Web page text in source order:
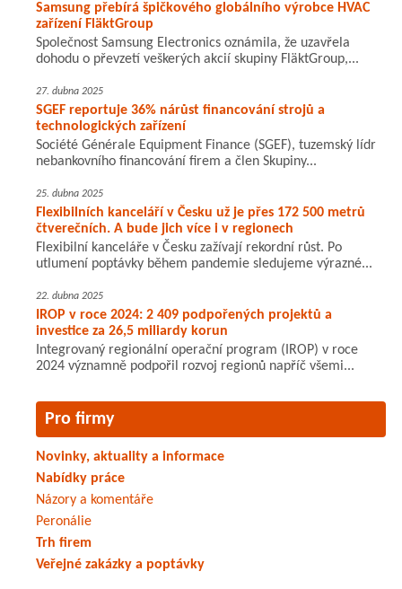
Samsung přebírá špičkového globálního výrobce HVAC
zařízení FläktGroup
Společnost Samsung Electronics oznámila, že uzavřela
dohodu o převzetí veškerých akcií skupiny FläktGroup,...
27. dubna 2025
SGEF reportuje 36% nárůst financování strojů a
technologických zařízení
Société Générale Equipment Finance (SGEF), tuzemský lídr
nebankovního financování firem a člen Skupiny...
25. dubna 2025
Flexibilních kanceláří v Česku už je přes 172 500 metrů
čtverečních. A bude jich více i v regionech
Flexibilní kanceláře v Česku zažívají rekordní růst. Po
utlumení poptávky během pandemie sledujeme výrazné...
22. dubna 2025
IROP v roce 2024: 2 409 podpořených projektů a
investice za 26,5 miliardy korun
Integrovaný regionální operační program (IROP) v roce
2024 významně podpořil rozvoj regionů napříč všemi...
Pro firmy
Novinky, aktuality a informace
Nabídky práce
Názory a komentáře
Peronálie
Trh firem
Veřejné zakázky a poptávky